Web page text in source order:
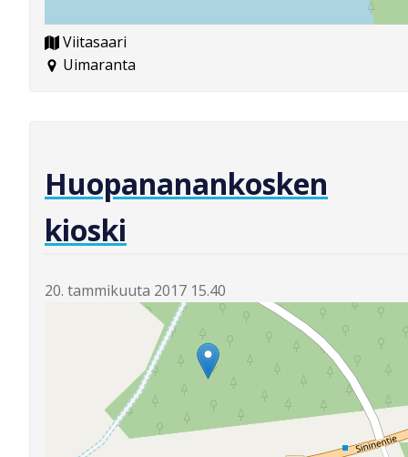
Viitasaari
Uimaranta
Huopananankosken
kioski
20. tammikuuta 2017 15.40